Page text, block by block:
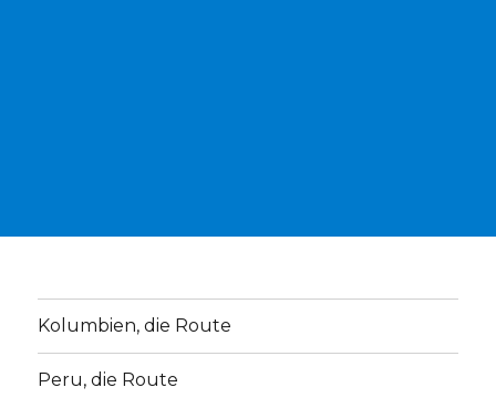
Kolumbien, die Route
Peru, die Route